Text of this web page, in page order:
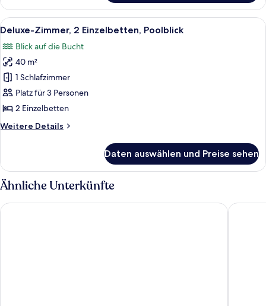
Zimmer,
1 King-
Bett,
Alle
Fotos
für
Deluxe-
Zimmer,
2 Einzelbetten,
Poolblick
Ein Hotelzimmer mit zwei Betten,
4
Deluxe-Zimmer, 2 Einzelbetten, Poolblick
Blick auf die Bucht
40 m²
1 Schlafzimmer
Platz für 3 Personen
2 Einzelbetten
Weitere Details
Weitere
Zimmer,
2 Einzelbetten,
Poolblick
Daten auswählen und Preise sehen
Ähnliche Unterkünfte
Hilton Manila Newport World Resorts Lanson